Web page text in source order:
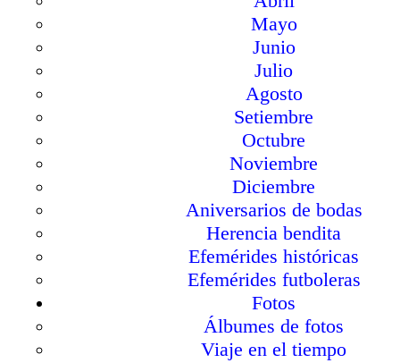
Mayo
Junio
Julio
Agosto
Setiembre
Octubre
Noviembre
Diciembre
Aniversarios de bodas
Herencia bendita
Efemérides históricas
Efemérides futboleras
Fotos
Álbumes de fotos
Viaje en el tiempo